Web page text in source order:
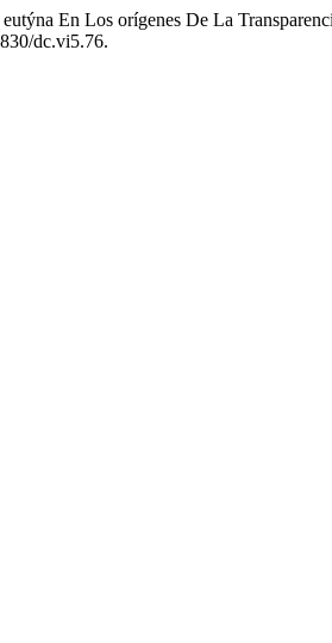
En Los orígenes De La
dc.vi5.76.